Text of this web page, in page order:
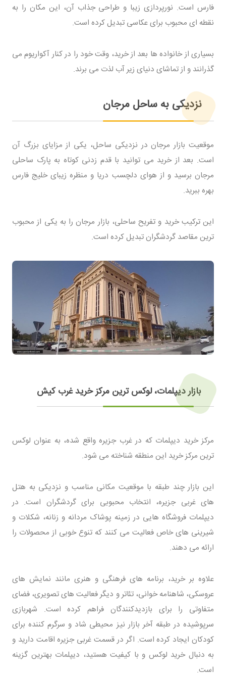
فارس است. نورپردازی زیبا و طراحی جذاب آن، این مکان را به
نقطه ای محبوب برای عکاسی تبدیل کرده است.
بسیاری از خانواده ها بعد از خرید، وقت خود را در کنار آکواریوم می
گذرانند و از تماشای دنیای زیر آب لذت می برند.
نزدیکی به ساحل مرجان
موقعیت بازار مرجان در نزدیکی ساحل، یکی از مزایای بزرگ آن
است. بعد از خرید می توانید با قدم زدنی کوتاه به پارک ساحلی
مرجان برسید و از هوای دلچسب دریا و منظره زیبای خلیج فارس
بهره ببرید.
این ترکیب خرید و تفریح ساحلی، بازار مرجان را به یکی از محبوب
ترین مقاصد گردشگران تبدیل کرده است.
بازار دیپلمات، لوکس ترین مرکز خرید غرب کیش
مرکز خرید دیپلمات که در غرب جزیره واقع شده، به عنوان لوکس
ترین مرکز خرید این منطقه شناخته می شود.
این بازار چند طبقه با موقعیت مکانی مناسب و نزدیکی به هتل
های غربی جزیره، انتخاب محبوبی برای گردشگران است. در
دیپلمات فروشگاه هایی در زمینه پوشاک مردانه و زنانه، شکلات و
شیرینی های خاص فعالیت می کنند که تنوع خوبی از محصولات را
ارائه می دهند.
علاوه بر خرید، برنامه های فرهنگی و هنری مانند نمایش های
عروسکی، شاهنامه خوانی، تئاتر و دیگر فعالیت های تصویری، فضای
متفاوتی را برای بازدیدکنندگان فراهم کرده است. شهربازی
سرپوشیده در طبقه آخر بازار نیز محیطی شاد و سرگرم کننده برای
کودکان ایجاد کرده است. اگر در قسمت غربی جزیره اقامت دارید و
به دنبال خرید لوکس و با کیفیت هستید، دیپلمات بهترین گزینه
است.